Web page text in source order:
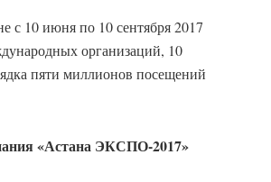
с 10 июня по 10 сентября 2017
организаций, 10
пяти миллионов посещений
«Астана ЭКСПО-2017»